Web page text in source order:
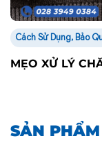
Cách Sử Dụng, Bảo
MẸO XỬ LÝ
SẢN